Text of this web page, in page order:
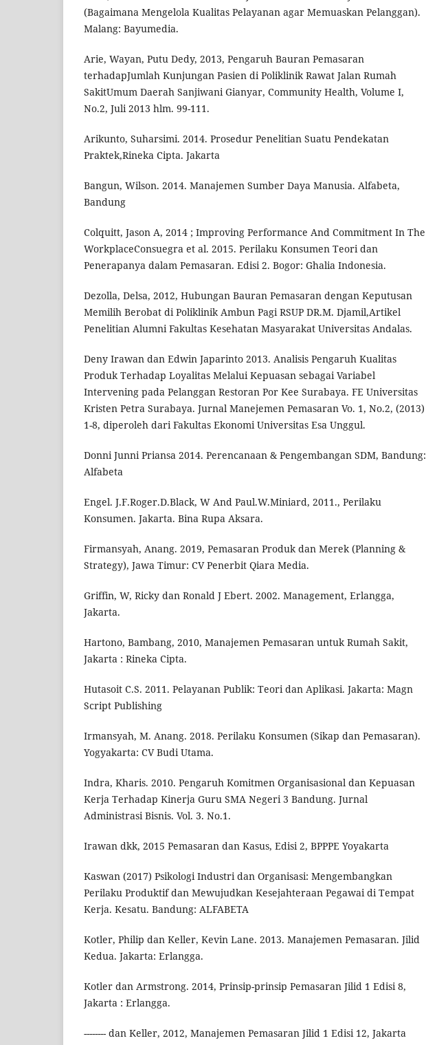
(Bagaimana Mengelola Kualitas Pelayanan agar Memuaskan Pelanggan).
Malang: Bayumedia.
Arie, Wayan, Putu Dedy, 2013, Pengaruh Bauran Pemasaran
terhadapJumlah Kunjungan Pasien di Poliklinik Rawat Jalan Rumah
SakitUmum Daerah Sanjiwani Gianyar, Community Health, Volume I,
No.2, Juli 2013 hlm. 99-111.
Arikunto, Suharsimi. 2014. Prosedur Penelitian Suatu Pendekatan
Praktek,Rineka Cipta. Jakarta
Bangun, Wilson. 2014. Manajemen Sumber Daya Manusia. Alfabeta,
Bandung
Colquitt, Jason A, 2014 ; Improving Performance And Commitment In The
WorkplaceConsuegra et al. 2015. Perilaku Konsumen Teori dan
Penerapanya dalam Pemasaran. Edisi 2. Bogor: Ghalia Indonesia.
Dezolla, Delsa, 2012, Hubungan Bauran Pemasaran dengan Keputusan
Memilih Berobat di Poliklinik Ambun Pagi RSUP DR.M. Djamil,Artikel
Penelitian Alumni Fakultas Kesehatan Masyarakat Universitas Andalas.
Deny Irawan dan Edwin Japarinto 2013. Analisis Pengaruh Kualitas
Produk Terhadap Loyalitas Melalui Kepuasan sebagai Variabel
Intervening pada Pelanggan Restoran Por Kee Surabaya. FE Universitas
Kristen Petra Surabaya. Jurnal Manejemen Pemasaran Vo. 1, No.2, (2013)
1-8, diperoleh dari Fakultas Ekonomi Universitas Esa Unggul.
Donni Junni Priansa 2014. Perencanaan & Pengembangan SDM, Bandung:
Alfabeta
Engel. J.F.Roger.D.Black, W And Paul.W.Miniard, 2011., Perilaku
Konsumen. Jakarta. Bina Rupa Aksara.
Firmansyah, Anang. 2019, Pemasaran Produk dan Merek (Planning &
Strategy), Jawa Timur: CV Penerbit Qiara Media.
Griffin, W, Ricky dan Ronald J Ebert. 2002. Management, Erlangga,
Jakarta.
Hartono, Bambang, 2010, Manajemen Pemasaran untuk Rumah Sakit,
Jakarta : Rineka Cipta.
Hutasoit C.S. 2011. Pelayanan Publik: Teori dan Aplikasi. Jakarta: Magn
Script Publishing
Irmansyah, M. Anang. 2018. Perilaku Konsumen (Sikap dan Pemasaran).
Yogyakarta: CV Budi Utama.
Indra, Kharis. 2010. Pengaruh Komitmen Organisasional dan Kepuasan
Kerja Terhadap Kinerja Guru SMA Negeri 3 Bandung. Jurnal
Administrasi Bisnis. Vol. 3. No.1.
Irawan dkk, 2015 Pemasaran dan Kasus, Edisi 2, BPPPE Yoyakarta
Kaswan (2017) Psikologi Industri dan Organisasi: Mengembangkan
Perilaku Produktif dan Mewujudkan Kesejahteraan Pegawai di Tempat
Kerja. Kesatu. Bandung: ALFABETA
Kotler, Philip dan Keller, Kevin Lane. 2013. Manajemen Pemasaran. Jilid
Kedua. Jakarta: Erlangga.
Kotler dan Armstrong. 2014, Prinsip-prinsip Pemasaran Jilid 1 Edisi 8,
Jakarta : Erlangga.
-------- dan Keller, 2012, Manajemen Pemasaran Jilid 1 Edisi 12, Jakarta